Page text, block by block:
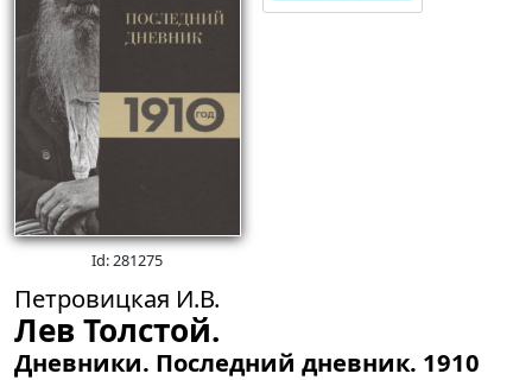
Id: 281275
Петровицкая И.В.
Лев Толстой.
Дневники. Последний дневник. 1910